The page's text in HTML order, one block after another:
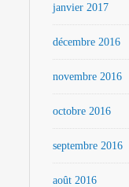
janvier 2017
décembre 2016
novembre 2016
octobre 2016
septembre 2016
août 2016